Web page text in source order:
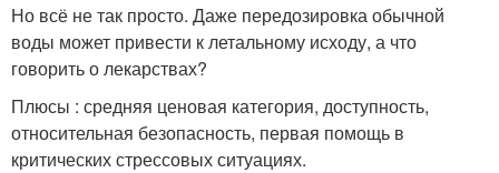
Но всё не так просто. Даже передозировка обычной
воды может привести к летальному исходу, а что
говорить о лекарствах?
Плюсы : средняя ценовая категория, доступность,
относительная безопасность, первая помощь в
критических стрессовых ситуациях.